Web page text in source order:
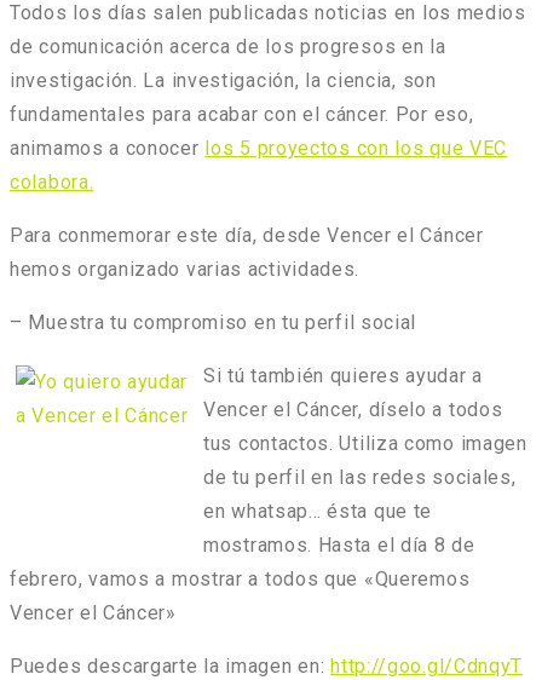
Todos los días salen publicadas noticias en los medios
de comunicación acerca de los progresos en la
investigación. La investigación, la ciencia, son
fundamentales para acabar con el cáncer. Por eso,
animamos a conocer los 5 proyectos con los que VEC
colabora.
Para conmemorar este día, desde Vencer el Cáncer
hemos organizado varias actividades.
– Muestra tu compromiso en tu perfil social
Si tú también quieres ayudar a
Vencer el Cáncer, díselo a todos
tus contactos. Utiliza como imagen
de tu perfil en las redes sociales,
en whatsap… ésta que te
mostramos. Hasta el día 8 de
febrero, vamos a mostrar a todos que «Queremos
Vencer el Cáncer»
Puedes descargarte la imagen en: http://goo.gl/CdnqyT